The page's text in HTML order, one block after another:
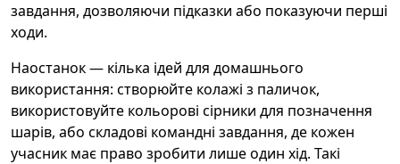
завдання, дозволяючи підказки або показуючи перші
ходи.
Наостанок — кілька ідей для домашнього
використання: створюйте колажі з паличок,
використовуйте кольорові сірники для позначення
шарів, або складові командні завдання, де кожен
учасник має право зробити лише один хід. Такі